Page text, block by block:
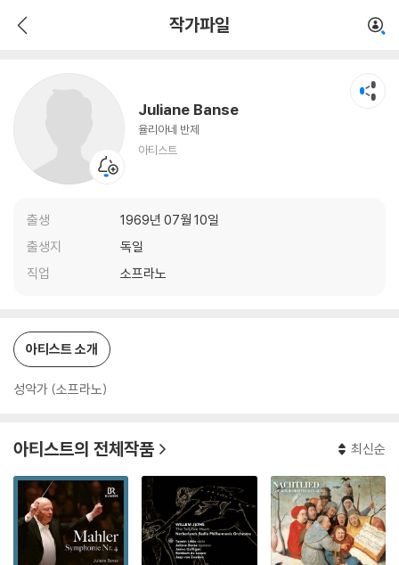
작가파일
Juliane Banse
율리아네 반제
아티스트
출생
1969년 07월 10일
출생지
독일
직업
소프라노
아티스트 소개
성악가 (소프라노)
아티스트의 전체작품 최신순